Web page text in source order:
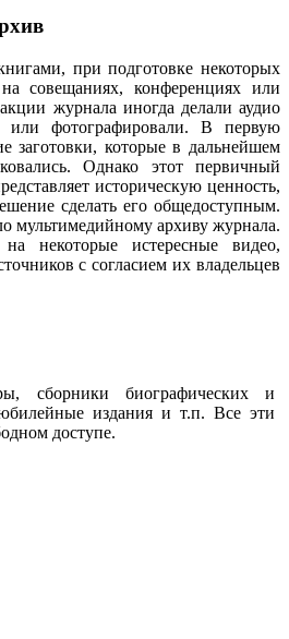
при подготовке некоторых
совещаниях, конференциях или
журнала иногда делали аудио
или фотографировали. В первую
заготовки, которые в дальнейшем
Однако этот первичный
историческую ценность,
сделать его общедоступным.
мультимедийному архиву журнала.
некоторые истересные видео,
с согласием их владельцев
сборники биографических и
издания и т.п. Все эти
доступе.